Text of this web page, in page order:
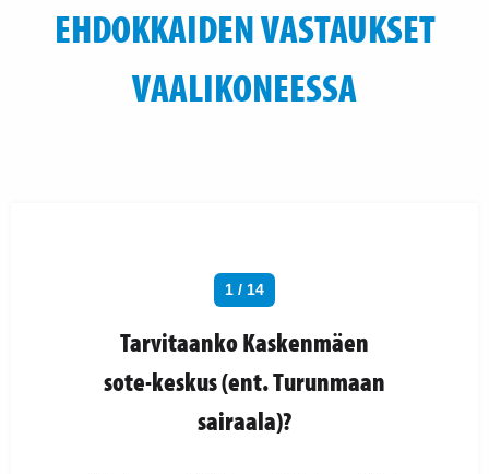
EHDOKKAIDEN VASTAUKSET
VAALIKONEESSA
1 / 14
Tarvitaanko Kaskenmäen
sote-keskus (ent. Turunmaan
sairaala)?